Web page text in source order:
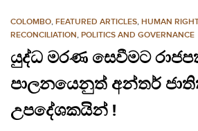
COLOMBO, FEATURED ARTICLES, HUMAN
RECONCILIATION, POLITICS AND GOVERNANCE
යුද්ධ මරණ සෙවීමට
පාලනයෙනුත් අන්තර්
උපදේශකයින් !